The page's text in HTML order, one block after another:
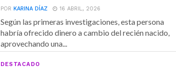
PORKARINA DÍAZ 16 ABRIL, 2026
Según las primeras investigaciones, esta persona
habría ofrecido dinero a cambio del recién nacido,
aprovechando una...
DESTACADO